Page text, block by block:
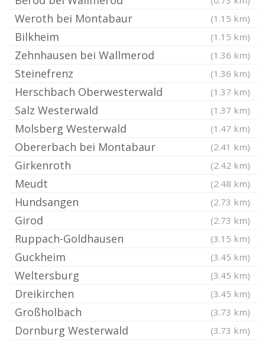
Weroth bei Montabaur (1.15 km)
Bilkheim (1.15 km)
Zehnhausen bei Wallmerod (1.36 km)
Steinefrenz (1.36 km)
Herschbach Oberwesterwald (1.37 km)
Salz Westerwald (1.37 km)
Molsberg Westerwald (1.47 km)
Obererbach bei Montabaur (2.41 km)
Girkenroth (2.42 km)
Meudt (2.48 km)
Hundsangen (2.73 km)
Girod (2.73 km)
Ruppach-Goldhausen (3.15 km)
Guckheim (3.45 km)
Weltersburg (3.45 km)
Dreikirchen (3.45 km)
Großholbach (3.73 km)
Dornburg Westerwald (3.73 km)